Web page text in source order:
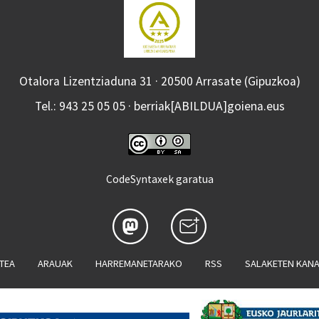
Otalora Lizentziaduna 31 · 20500 Arrasate (Gipuzkoa)
Tel.: 943 25 05 05 · berriak[ABILDUA]goiena.eus
CodeSyntaxek garatua
ARAUAK HARREMANETARAKO RSS SALAKETEN